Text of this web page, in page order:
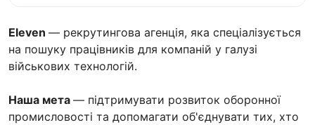
Eleven — рекрутингова агенція, яка спеціалізується
на пошуку працівників для компаній у галузі
військових технологій.
Наша мета — підтримувати розвиток оборонної
промисловості та допомагати об'єднувати тих, хто